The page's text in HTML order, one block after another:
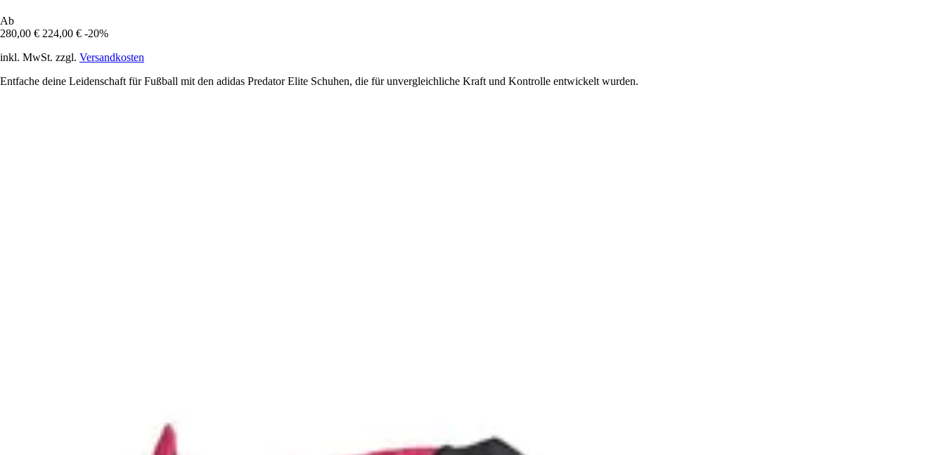
Ab
280,00 € 224,00 € -20%
inkl. MwSt. zzgl. Versandkosten
Entfache deine Leidenschaft für Fußball mit den adidas Predator Elite Schuhen, die für unvergleichliche Kraft und Kontrolle entwickelt wurden.